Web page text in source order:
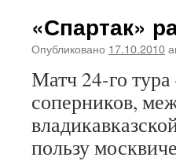
«Спартак»
Опубликовано 17.10.2010
Матч 24-го
соперников,
пользу